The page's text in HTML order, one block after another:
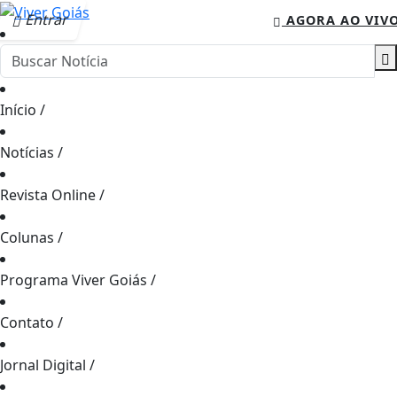
Entrar AGORA AO
Início /
Notícias /
Revista Online/
Colunas /
Programa Viver Goiás /
Contato /
Jornal Digital /